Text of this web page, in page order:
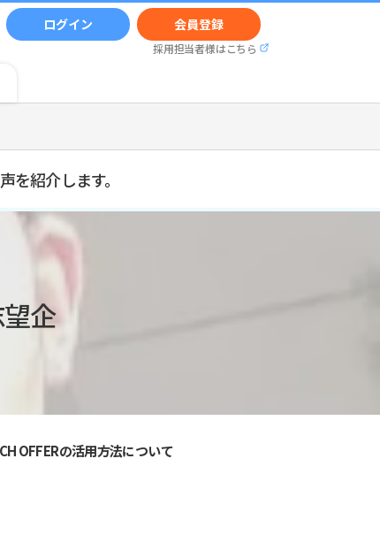
ログイン 会員登録
採用担当者様はこちら
を紹介します。
企
OFFERの活用方法について